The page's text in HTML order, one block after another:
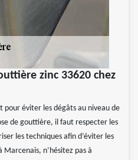
zinc 33620 chez
éviter les dégâts au niveau de
de gouttière, il faut respecter les
les techniques afin d’éviter les
Marcenais, n’hésitez pas à